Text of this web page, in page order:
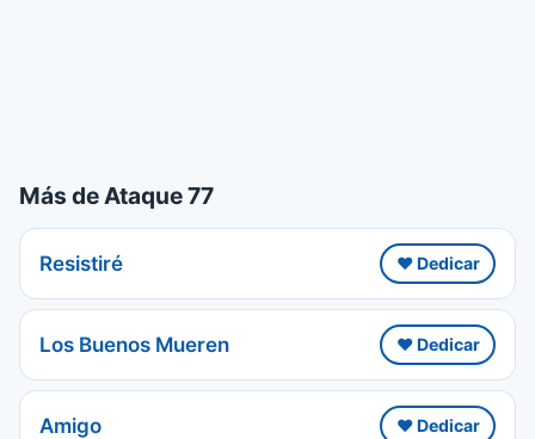
Más de Ataque 77
Resistiré ❤️ Dedicar
Los Buenos Mueren ❤️ Dedicar
Amigo ❤️ Dedicar